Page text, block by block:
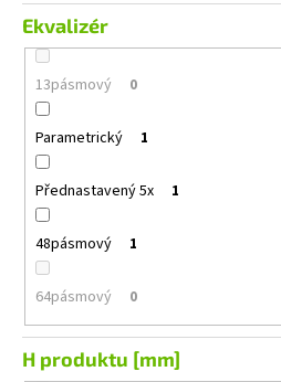
Ekvalizér
13pásmový 0
Parametrický 1
Přednastavený 5x 1
48pásmový 1
64pásmový 0
H produktu [mm]